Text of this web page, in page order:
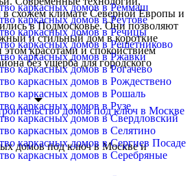
каркасных домов в Реммаш
каркасных домов в Реутове
каркасных домов в Речицы
каркасных домов в Решетниково
каркасных домов в Ржавки
каркасных домов в Рогачево
каркасных домов в Рождествено
каркасных домов в Рошаль
каркасных домов в Рузе
каркасных домов в Свердловский
каркасных домов в Селятино
каркасных домов в Сергиев Посаде
каркасных домов в Серебряные
схожем климате Северной Европы и
в Подмосковье. Они позволяют
и стильный дом в короткие
этом красотами и спокойствием
без ущерба для городского
домов под ключ в Москве и